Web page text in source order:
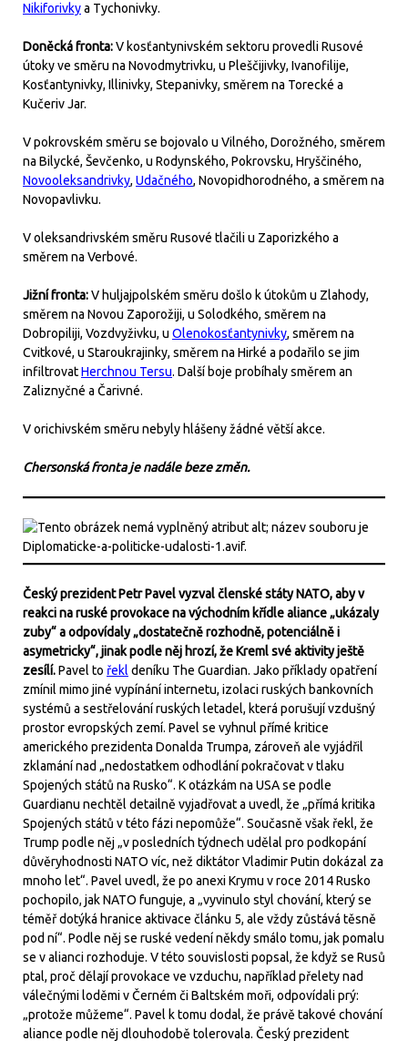
Nikiforivkya Tychonivky.
Doněcká fronta:V kosťantynivském sektoru provedli Rusové
útoky ve směru na Novodmytrivku, u Pleščijivky, Ivanofilije,
Kosťantynivky, Illinivky, Stepanivky, směrem na Torecké a
Kučeriv Jar.
V pokrovském směru se bojovalo u Vilného, Dorožného, směrem
na Bilycké, Ševčenko, u Rodynského, Pokrovsku, Hryščiného,
Novooleksandrivky, Udačného, Novopidhorodného, a směrem na
Novopavlivku.
V oleksandrivském směru Rusové tlačili u Zaporizkého a
směrem na Verbové.
Jižní fronta:V huljajpolském směru došlo k útokům u Zlahody,
směrem na Novou Zaporožiji, u Solodkého, směrem na
Dobropiliji, Vozdvyživku, u Olenokosťantynivky, směrem na
Cvitkové, u Staroukrajinky, směrem na Hirké a podařilo se jim
infiltrovatHerchnou Tersu. Další boje probíhaly směrem an
Zaliznyčné a Čarivné.
V orichivském směru nebyly hlášeny žádné větší akce.
Chersonská fronta je nadále beze změn.
Český prezident Petr Pavel vyzval členské státy NATO, aby v
reakci na ruské provokace na východním křídle aliance „ukázaly
zuby“ a odpovídaly „dostatečně rozhodně, potenciálně i
asymetricky“, jinak podle něj hrozí, že Kreml své aktivity ještě
zesílí.Pavel to řekl deníku The Guardian. Jako příklady opatření
zmínil mimo jiné vypínání internetu, izolaci ruských bankovních
systémů a sestřelování ruských letadel, která porušují vzdušný
prostor evropských zemí. Pavel se vyhnul přímé kritice
amerického prezidenta Donalda Trumpa, zároveň ale vyjádřil
zklamání nad „nedostatkem odhodlání pokračovat v tlaku
Spojených států na Rusko“. K otázkám na USA se podle
Guardianu nechtěl detailně vyjadřovat a uvedl, že „přímá kritika
Spojených států v této fázi nepomůže“. Současně však řekl, že
Trump podle něj „v posledních týdnech udělal pro podkopání
důvěryhodnosti NATO víc, než diktátor Vladimir Putin dokázal za
mnoho let“. Pavel uvedl, že po anexi Krymu v roce 2014 Rusko
pochopilo, jak NATO funguje, a „vyvinulo styl chování, který se
téměř dotýká hranice aktivace článku 5, ale vždy zůstává těsně
pod ní“. Podle něj se ruské vedení někdy smálo tomu, jak pomalu
se v alianci rozhoduje. V této souvislosti popsal, že když se Rusů
ptal, proč dělají provokace ve vzduchu, například přelety nad
válečnými loděmi v Černém či Baltském moři, odpovídali prý:
„protože můžeme“. Pavel k tomu dodal, že právě takové chování
aliance podle něj dlouhodobě tolerovala. Český prezident